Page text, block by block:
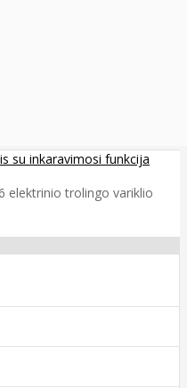
su inkaravimosi funkcija
elektrinio trolingo variklio